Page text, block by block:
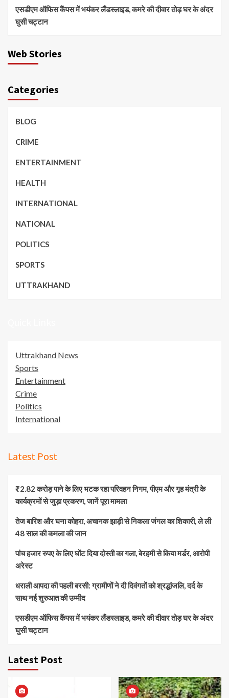
एसडीएम ऑफिस कैंपस में भयंकर लैंडस्लाइड, कमरे की दीवार तोड़ घर के अंदर
घुसी चट्टान
Web Stories
Categories
BLOG
CRIME
ENTERTAINMENT
HEALTH
INTERNATIONAL
NATIONAL
POLITICS
SPORTS
UTTRAKHAND
Uttrakhand News
Sports
Entertainment
Crime
Politics
International
Latest Post
₹2.82 करोड़ पाने के लिए भटक रहा परिवहन निगम, पीएम और गृह मंत्री के
कार्यक्रमों से जुड़ा प्रकरण, जानें पूरा मामला
तेज बारिश और घना कोहरा, अचानक झाड़ी से निकला जंगल का शिकारी, ले ली
48 साल की कमला की जान
पांच हजार रुपए के लिए घोंट दिया दोस्ती का गला, बेरहमी से किया मर्डर, आरोपी
अरेस्ट
धराली आपदा की पहली बरसी: ग्रामीणों ने दी दिवंगतों को श्रद्धांजलि, दर्द के
साथ नई शुरुआत की उम्मीद
एसडीएम ऑफिस कैंपस में भयंकर लैंडस्लाइड, कमरे की दीवार तोड़ घर के अंदर
घुसी चट्टान
Latest Post